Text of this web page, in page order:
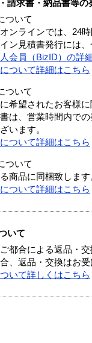
請求書・納品書等の
ついて
ンラインでは、24
ン見積書発行には、
会員（BizID）の詳
ついて詳細はこちら
ついて
希望されたお客様
は、営業時間内で
います。
ついて詳細はこちら
ついて
商品に同梱致します
ついて詳細はこちら
いて
都合による返品・
、返品・交換はお受
いて詳しくはこちら